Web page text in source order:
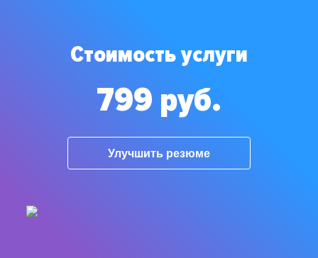
Стоимость услуги
799 руб.
Улучшить резюме